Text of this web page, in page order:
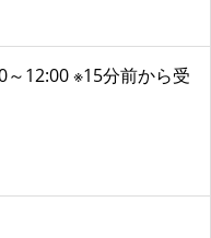
12:00 ※15分前から受